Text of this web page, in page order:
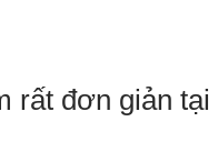
rất đơn giản